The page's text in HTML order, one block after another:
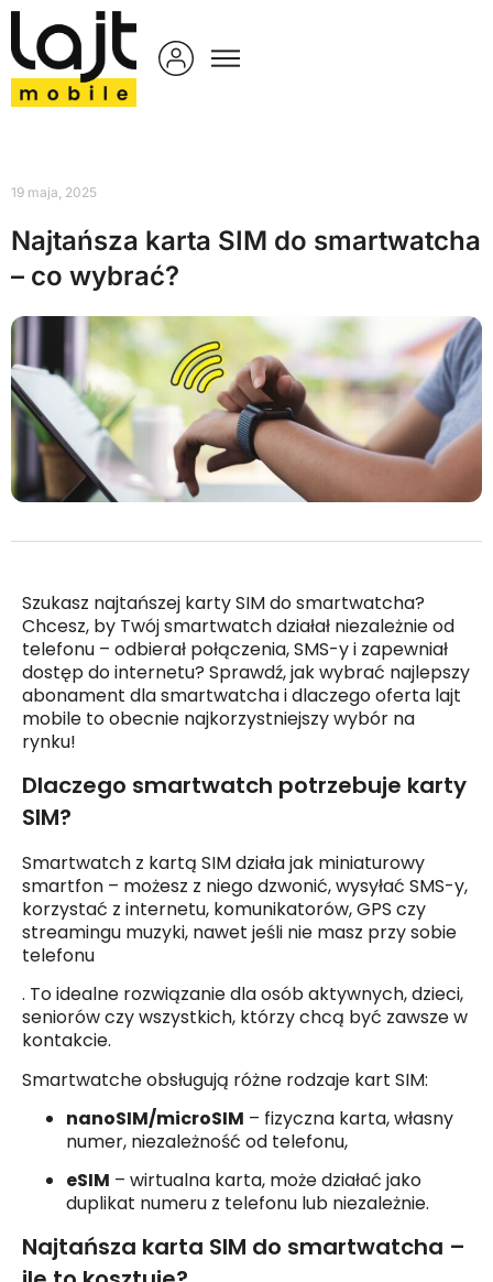
19 maja, 2025
Najtańsza karta SIM do smartwatcha
– co wybrać?
Szukasz najtańszej karty SIM do smartwatcha?
Chcesz, by Twój smartwatch działał niezależnie od
telefonu – odbierał połączenia, SMS-y i zapewniał
dostęp do internetu? Sprawdź, jak wybrać najlepszy
abonament dla smartwatcha i dlaczego oferta lajt
mobile to obecnie najkorzystniejszy wybór na
rynku!
Dlaczego smartwatch potrzebuje karty
SIM?
Smartwatch z kartą SIM działa jak miniaturowy
smartfon – możesz z niego dzwonić, wysyłać SMS-y,
korzystać z internetu, komunikatorów, GPS czy
streamingu muzyki, nawet jeśli nie masz przy sobie
telefonu
. To idealne rozwiązanie dla osób aktywnych, dzieci,
seniorów czy wszystkich, którzy chcą być zawsze w
kontakcie.
Smartwatche obsługują różne rodzaje kart SIM:
nanoSIM/microSIM – fizyczna karta, własny
numer, niezależność od telefonu,
eSIM – wirtualna karta, może działać jako
duplikat numeru z telefonu lub niezależnie.
Najtańsza karta SIM do smartwatcha –